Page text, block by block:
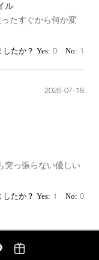
ル
たすぐから何か変
0 1
突っ張らない優しい
2026-07-18
1 0